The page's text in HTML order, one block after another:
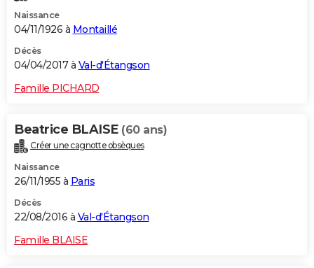
Naissance
04/11/1926 à Montaillé
Décès
04/04/2017 à Val-d'Étangson
Famille PICHARD
Beatrice BLAISE (60 ans)
Créer une cagnotte obsèques
Naissance
26/11/1955 à Paris
Décès
22/08/2016 à Val-d'Étangson
Famille BLAISE